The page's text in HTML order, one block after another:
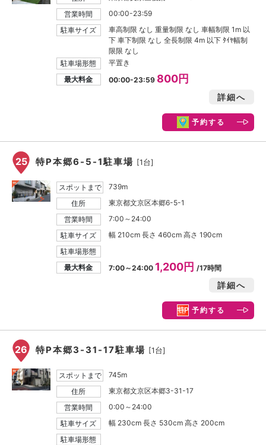
営業時間
00:00-23:59
駐車サイズ
車高制限 なし 重量制限 なし 車幅制限 1m 以
下 車下制限 なし 全長制限 4m 以下 ﾀｲﾔ幅制
限限 なし
駐車場形態
平置き
最大料金
00:00-23:59 800円
詳細へ
予約する
25 特P本郷6-5-1駐車場 [1台]
スポットまで
739m
住所
東京都文京区本郷6-5-1
営業時間
7:00～24:00
駐車サイズ
幅 210cm 長さ 460cm 高さ 190cm
駐車場形態
最大料金
7:00～24:00 1,200円 /17時間
詳細へ
予約する
26 特P本郷3-31-17駐車場 [1台]
スポットまで
745m
住所
東京都文京区本郷3-31-17
営業時間
0:00～24:00
駐車サイズ
幅 230cm 長さ 530cm 高さ 200cm
駐車場形態